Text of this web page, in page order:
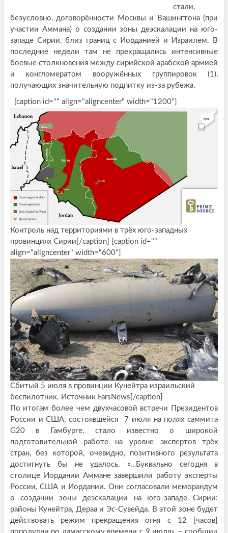
стали,
безусловно, договорённости Москвы и Вашингтона (при
участии Аммана) о создании зоны деэскалации на юго-
западе Сирии, близ границ с Иорданией и Израилем. В
последние недели там не прекращались интенсивные
боевые столкновения между сирийской арабской армией
и конгломератом вооружённых группировок (1),
получающих значительную подпитку из-за рубежа.
[caption id="" align="aligncenter" width="1200"]
Контроль над территориями в трёх юго-западных
провинциях Сирии[/caption] [caption id=""
align="aligncenter" width="600"]
Сбитый 5 июля в провинции Кунейтра израильский
беспилотник. Источник FarsNews[/caption]
По итогам более чем двухчасовой встречи Президентов
России и США, состоявшейся 7 июля на полях саммита
G20 в Гамбурге, стало известно о широкой
подготовительной работе на уровне экспертов трёх
стран, без которой, очевидно, позитивного результата
достигнуть бы не удалось. «…Буквально сегодня в
столице Иордании Аммане завершили работу эксперты
России, США и Иордании. Они согласовали меморандум
о создании зоны деэскалации на юго-западе Сирии:
районы Кунейтра, Дераа и Эс-Сувейда. В этой зоне будет
действовать режим прекращения огня с 12 [часов]
пополудни по дамасскому времени с 9 июля», – сообщил